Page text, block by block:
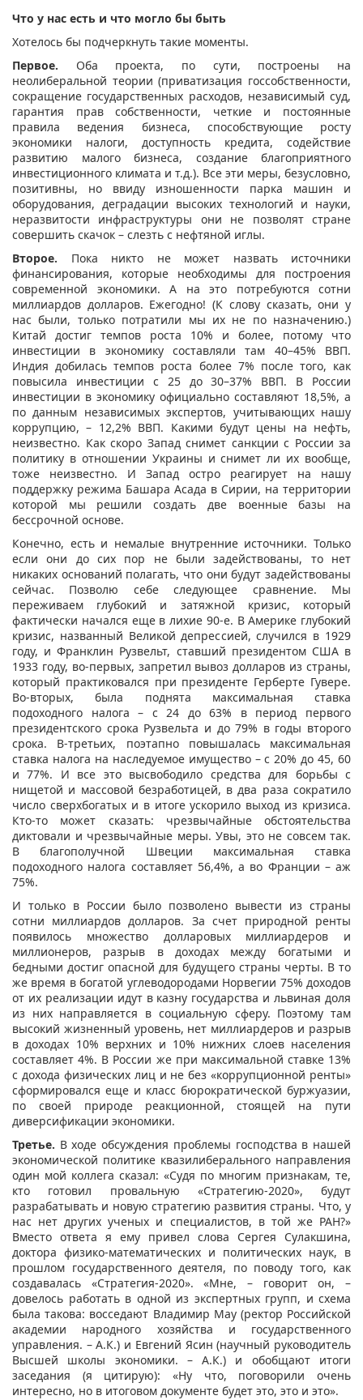
Что у нас есть и что могло бы быть
Хотелось бы подчеркнуть такие моменты.
Первое. Оба проекта, по сути, построены на
неолиберальной теории (приватизация госсобственности,
сокращение государственных расходов, независимый суд,
гарантия прав собственности, четкие и постоянные
правила ведения бизнеса, способствующие росту
экономики налоги, доступность кредита, содействие
развитию малого бизнеса, создание благоприятного
инвестиционного климата и т.д.). Все эти меры, безусловно,
позитивны, но ввиду изношенности парка машин и
оборудования, деградации высоких технологий и науки,
неразвитости инфраструктуры они не позволят стране
совершить скачок – слезть с нефтяной иглы.
Второе. Пока никто не может назвать источники
финансирования, которые необходимы для построения
современной экономики. А на это потребуются сотни
миллиардов долларов. Ежегодно! (К слову сказать, они у
нас были, только потратили мы их не по назначению.)
Китай достиг темпов роста 10% и более, потому что
инвестиции в экономику составляли там 40–45% ВВП.
Индия добилась темпов роста более 7% после того, как
повысила инвестиции с 25 до 30–37% ВВП. В России
инвестиции в экономику официально составляют 18,5%, а
по данным независимых экспертов, учитывающих нашу
коррупцию, – 12,2% ВВП. Какими будут цены на нефть,
неизвестно. Как скоро Запад снимет санкции с России за
политику в отношении Украины и снимет ли их вообще,
тоже неизвестно. И Запад остро реагирует на нашу
поддержку режима Башара Асада в Сирии, на территории
которой мы решили создать две военные базы на
бессрочной основе.
Конечно, есть и немалые внутренние источники. Только
если они до сих пор не были задействованы, то нет
никаких оснований полагать, что они будут задействованы
сейчас. Позволю себе следующее сравнение. Мы
переживаем глубокий и затяжной кризис, который
фактически начался еще в лихие 90-е. В Америке глубокий
кризис, названный Великой депрессией, случился в 1929
году, и Франклин Рузвельт, ставший президентом США в
1933 году, во-первых, запретил вывоз долларов из страны,
который практиковался при президенте Герберте Гувере.
Во-вторых, была поднята максимальная ставка
подоходного налога – с 24 до 63% в период первого
президентского срока Рузвельта и до 79% в годы второго
срока. В-третьих, поэтапно повышалась максимальная
ставка налога на наследуемое имущество – с 20% до 45, 60
и 77%. И все это высвободило средства для борьбы с
нищетой и массовой безработицей, в два раза сократило
число сверхбогатых и в итоге ускорило выход из кризиса.
Кто-то может сказать: чрезвычайные обстоятельства
диктовали и чрезвычайные меры. Увы, это не совсем так.
В благополучной Швеции максимальная ставка
подоходного налога составляет 56,4%, а во Франции – аж
75%.
И только в России было позволено вывести из страны
сотни миллиардов долларов. За счет природной ренты
появилось множество долларовых миллиардеров и
миллионеров, разрыв в доходах между богатыми и
бедными достиг опасной для будущего страны черты. В то
же время в богатой углеводородами Норвегии 75% доходов
от их реализации идут в казну государства и львиная доля
из них направляется в социальную сферу. Поэтому там
высокий жизненный уровень, нет миллиардеров и разрыв
в доходах 10% верхних и 10% нижних слоев населения
составляет 4%. В России же при максимальной ставке 13%
с дохода физических лиц и не без «коррупционной ренты»
сформировался еще и класс бюрократической буржуазии,
по своей природе реакционной, стоящей на пути
диверсификации экономики.
Третье. В ходе обсуждения проблемы господства в нашей
экономической политике квазилиберального направления
один мой коллега сказал: «Судя по многим признакам, те,
кто готовил провальную «Стратегию-2020», будут
разрабатывать и новую стратегию развития страны. Что, у
нас нет других ученых и специалистов, в той же РАН?»
Вместо ответа я ему привел слова Сергея Сулакшина,
доктора физико-математических и политических наук, в
прошлом государственного деятеля, по поводу того, как
создавалась «Стратегия-2020». «Мне, – говорит он, –
довелось работать в одной из экспертных групп, и схема
была такова: восседают Владимир Мау (ректор Российской
академии народного хозяйства и государственного
управления. – А.К.) и Евгений Ясин (научный руководитель
Высшей школы экономики. – А.К.) и обобщают итоги
заседания (я цитирую): «Ну что, поговорили очень
интересно, но в итоговом документе будет это, это и это».